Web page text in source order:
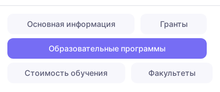
Основная информация Гранты
Образовательные программы
Стоимость обучения Факультеты